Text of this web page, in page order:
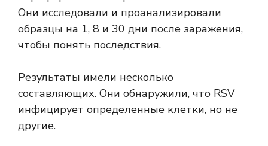
Они исследовали и проанализировали
образцы на 1, 8 и 30 дни после заражения,
чтобы понять последствия.
Результаты имели несколько
составляющих. Они обнаружили, что RSV
инфицирует определенные клетки, но не
другие.